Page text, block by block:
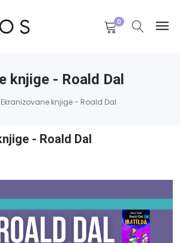
0
knjige - Roald Dal
Ekranizovane knjige - Roald Dal
- Roald Dal